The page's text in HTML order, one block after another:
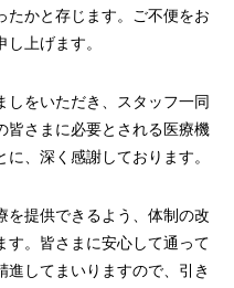
たかと存じます。ご不便をお
上げます。
しをいただき、スタッフ一同
皆さまに必要とされる医療機
、深く感謝しております。
を提供できるよう、体制の改
す。皆さまに安心して通って
進してまいりますので、引き